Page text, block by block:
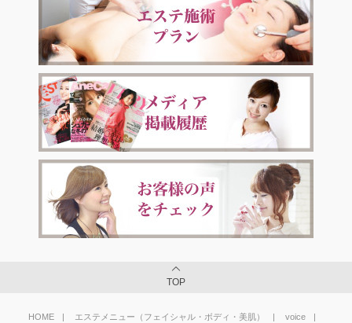
TOP
HOME エステメニュー（フェイシャル・ボディ・美肌） voice